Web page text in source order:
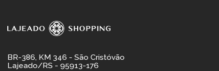
BR-386, KM 346 - São Cristóvão
Lajeado/RS - 95913-176